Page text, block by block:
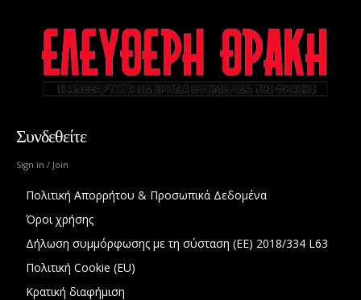
Συνδεθείτε
Sign in / Join
Πολιτική Απορρήτου & Προσωπικά Δεδομένα
Όροι χρήσης
Δήλωση συμμόρφωσης με τη σύσταση (ΕΕ) 2018/334 L63
Πολιτική Cookie (EU)
Κρατική διαφήμιση